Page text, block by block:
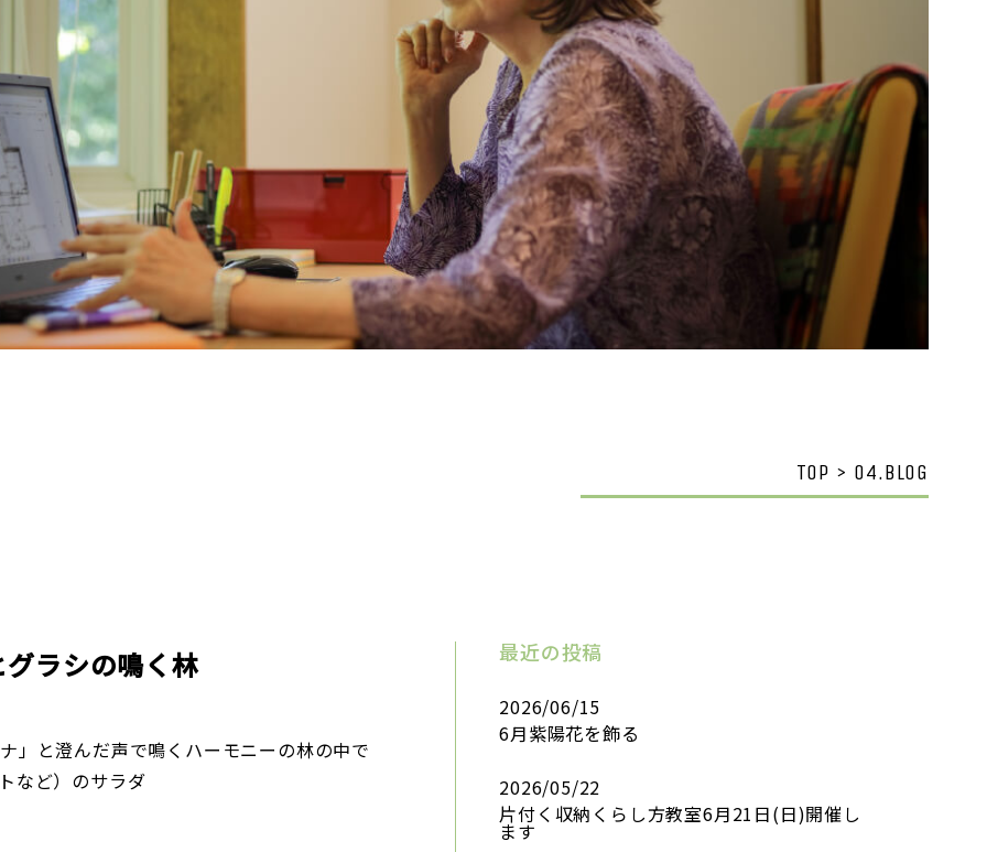
TOP > 04.BLOG
ラシの鳴く林
」と澄んだ声で鳴くハーモニーの林の中で
など）のサラダ
最近の投稿
2026/06/15
6月紫陽花を飾る
2026/05/22
片付く収納くらし方教室6月21日(日)開催し
ます